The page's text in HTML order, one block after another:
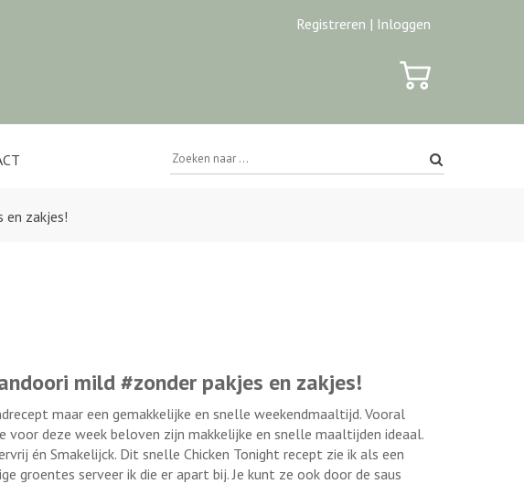
Registreren | Inloggen
en zakjes!
mild #zonder pakjes en zakjes!
maar een gemakkelijke en snelle weekendmaaltijd. Vooral
voor deze week beloven zijn makkelijke en snelle maaltijden ideaal.
én Smakelijck. Dit snelle Chicken Tonight recept zie ik als een
groentes serveer ik die er apart bij. Je kunt ze ook door de saus